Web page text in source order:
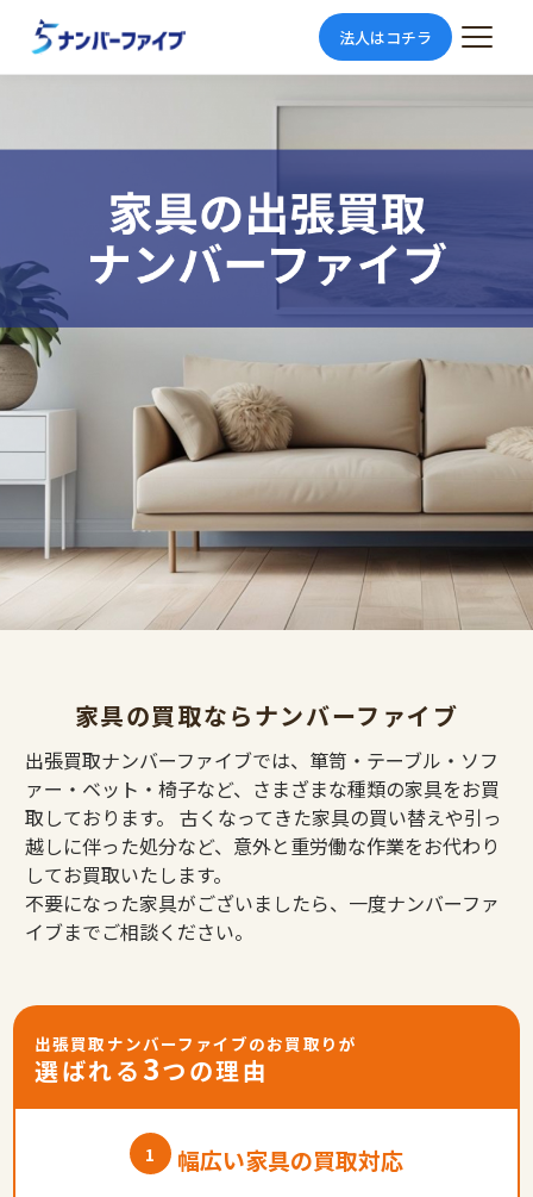
法人はコチラ
家具の買取ならナンバーファイブ
出張買取ナンバーファイブでは、箪笥・テーブル・ソフ
ァー・ベット・椅子など、さまざまな種類の家具をお買
取しております。 古くなってきた家具の買い替えや引っ
越しに伴った処分など、意外と重労働な作業をお代わり
してお買取いたします。
不要になった家具がございましたら、一度ナンバーファ
イブまでご相談ください。
出張買取ナンバーファイブのお買取りが
選ばれる3つの理由
1 幅広い家具の買取対応